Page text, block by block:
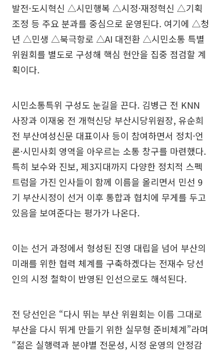
발전·도시혁신 △시민행복 △시정·재정혁신 △기획
조정 등 주요 분과를 중심으로 운영된다. 여기에 △청
년 △민생 △북극항로 △AI 대전환 △시민소통 특별
위원회를 별도로 구성해 핵심 현안을 집중 점검할 계
획이다.
시민소통특위 구성도 눈길을 끈다. 김병근 전 KNN
사장과 이재웅 전 개혁신당 부산시당위원장, 유순희
전 부산여성신문 대표이사 등이 참여하면서 정치·언
론·시민사회 영역을 아우르는 소통 창구를 마련했다.
특히 보수와 진보, 제3지대까지 다양한 정치적 스펙
트럼을 가진 인사들이 함께 이름을 올리면서 민선 9
기 부산시정이 선거 이후 통합과 협치에 무게를 두고
있음을 보여준다는 평가가 나온다.
이는 선거 과정에서 형성된 진영 대립을 넘어 부산의
미래를 위한 협력 체계를 구축하겠다는 전재수 당선
인의 시정 철학이 반영된 인선으로도 해석된다.
전 당선인은 “다시 뛰는 부산 위원회는 이름 그대로
부산을 다시 뛰게 만들기 위한 실무형 준비체계”라며
“젊은 실행력과 분야별 전문성, 시정 운영의 안정감